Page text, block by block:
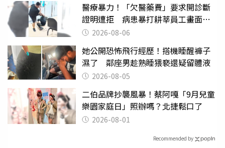
醫療暴力！「欠醫藥費」要求開診斷
證明遭拒 病患暴打耕莘員工畫面曝
光 2026-08-06
她公開恐怖飛行經歷！搭機睡醒褲子
濕了 鄰座男趁熟睡猥褻還疑留體液
2026-08-05
二伯品牌抄襲風暴！蔡阿嘎「9月兒童
樂園家庭日」照辦嗎？北捷鬆口了
2026-08-01
Recommended by